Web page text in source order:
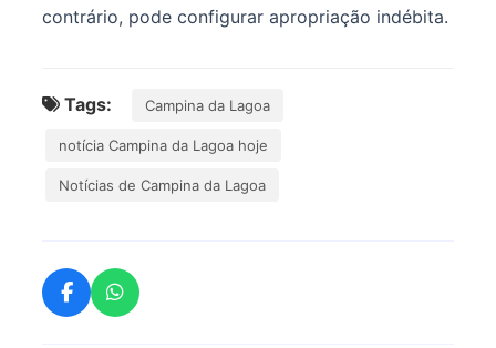
contrário, pode configurar apropriação indébita.
Tags: Campina da Lagoa
notícia Campina da Lagoa hoje
Notícias de Campina da Lagoa